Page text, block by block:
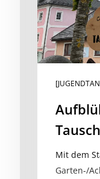
Mit dem
Garten-/